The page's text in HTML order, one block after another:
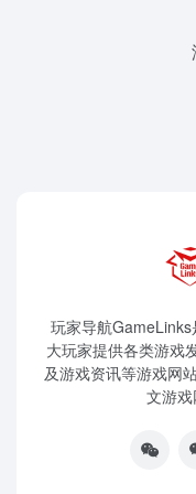
玩家导航
大玩家提供各类游戏
及游戏资讯等游戏网
文游戏